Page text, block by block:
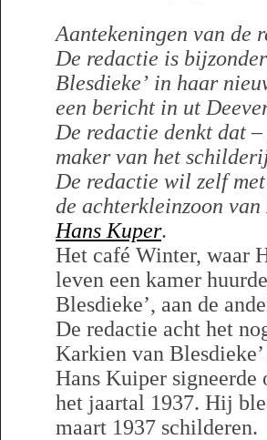
Aantekeningen van de
De redactie is
Blesdieke’ in haar
een bericht in ut
De redactie denkt dat
maker van het
De redactie wil zelf
de achterkleinzoon
Hans Kuper.
Het café Winter, waar
leven een kamer
Blesdieke’, aan de
De redactie acht het
Karkien van
Hans Kuiper signeerde
het jaartal 1937. Hij
maart 1937 schilderen.